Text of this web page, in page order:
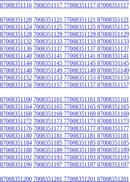
7008351117 77008351117 87008351117
7008351121 77008351121 87008351121
7008351125 77008351125 87008351125
7008351129 77008351129 87008351129
7008351133 77008351133 87008351133
7008351137 77008351137 87008351137
7008351141 77008351141 87008351141
7008351145 77008351145 87008351145
7008351149 77008351149 87008351149
7008351153 77008351153 87008351153
7008351157 77008351157 87008351157
7008351161 77008351161 87008351161
7008351165 77008351165 87008351165
7008351169 77008351169 87008351169
7008351173 77008351173 87008351173
7008351177 77008351177 87008351177
7008351181 77008351181 87008351181
7008351185 77008351185 87008351185
7008351189 77008351189 87008351189
7008351193 77008351193 87008351193
7008351197 77008351197 87008351197
7008351201 77008351201 87008351201